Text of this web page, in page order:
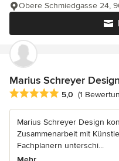
Obere Schmiedgasse 24,
Marius Schreyer Design
Durchschnittliche
5,0 (1
Marius Schreyer Design
Zusammenarbeit mit
Fachplanern unterschi...